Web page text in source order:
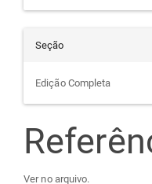
Seção
Edição Completa
Ver no arquivo.